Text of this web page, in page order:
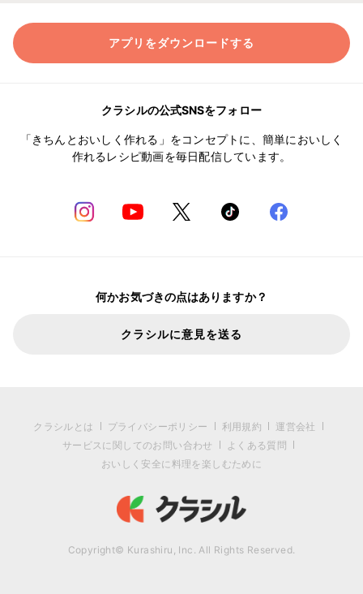
アプリをダウンロードする
クラシルの公式SNSをフォロー
「きちんとおいしく作れる」をコンセプトに、簡単においしく
作れるレシピ動画を毎日配信しています。
何かお気づきの点はありますか？
クラシルに意見を送る
クラシルとは プライバシーポリシー 利用規約
運営会社
サービスに関してのお問い合わせ
よくある質問
おいしく安全に料理を楽しむために
Copyright© Kurashiru, Inc. All Rights Reserved.